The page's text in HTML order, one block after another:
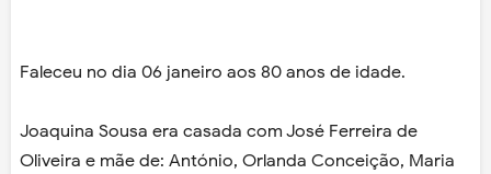
Faleceu no dia 06 janeiro aos 80 anos de idade.
Joaquina Sousa era casada com José Ferreira de
Oliveira e mãe de: António, Orlanda Conceição, Maria